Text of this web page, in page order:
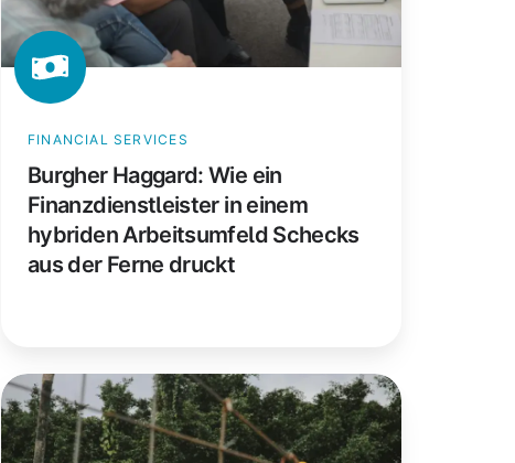
Arbeitsumfeld
Schecks
aus
Ferne
druckt
FINANCIAL SERVICES
Burgher Haggard: Wie ein
Finanzdienstleister in einem
hybriden Arbeitsumfeld Schecks
aus der Ferne druckt
CRT
Construction:
Wie